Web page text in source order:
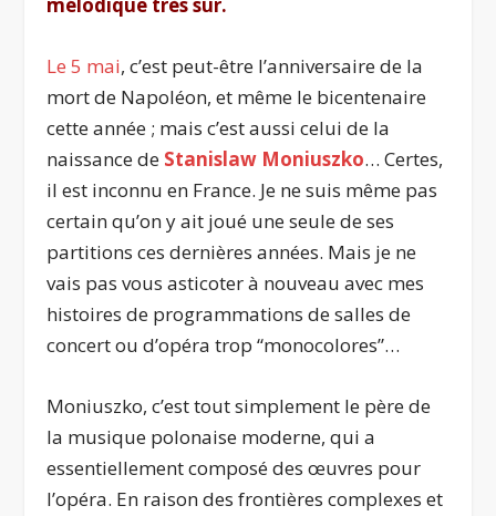
Le 5 mai, c’est peut-être l’anniversaire de la
mort de Napoléon, et même le bicentenaire
cette année ; mais c’est aussi celui de la
naissance de Stanislaw Moniuszko… Certes,
il est inconnu en France. Je ne suis même pas
certain qu’on y ait joué une seule de ses
partitions ces dernières années. Mais je ne
vais pas vous asticoter à nouveau avec mes
histoires de programmations de salles de
concert ou d’opéra trop “monocolores”…
Moniuszko, c’est tout simplement le père de
la musique polonaise moderne, qui a
essentiellement composé des œuvres pour
l’opéra. En raison des frontières complexes et